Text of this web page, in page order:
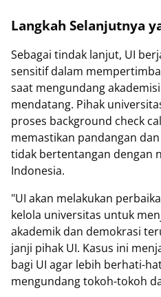
Langkah Selanjutnya
Sebagai tindak lanjut, UI
sensitif dalam
saat mengundang
mendatang. Pihak
proses background check
memastikan pandangan
tidak bertentangan dengan
Indonesia.
"UI akan melakukan
kelola universitas untuk
akademik dan demokrasi
janji pihak UI. Kasus ini
bagi UI agar lebih berhati-
mengundang tokoh-tokoh